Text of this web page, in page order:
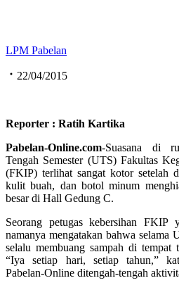
LPM Pabelan
22/04/2015
Reporter : Ratih Kartika
Pabelan-Online.com-Suasana di
Tengah Semester (UTS) Fakultas
(FKIP) terlihat sangat kotor setelah
kulit buah, dan botol minum
besar di Hall Gedung C.
Seorang petugas kebersihan FKIP
namanya mengatakan bahwa selama
selalu membuang sampah di tempat
“Iya setiap hari, setiap tahun,”
Pabelan-Online ditengah-tengah